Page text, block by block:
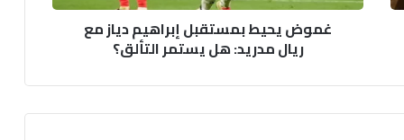
ب
ق
غموض يحيط بمستقبل إبراهيم دياز مع
ريال مدريد: هل يستمر التألق؟